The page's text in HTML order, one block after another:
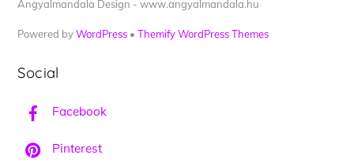
Angyalmandala Design - www.angyalmandala.hu
Powered byWordPress •Themify WordPress Themes
Social
Facebook
Pinterest